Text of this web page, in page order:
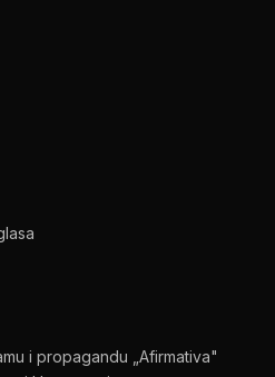
i propagandu „Afirmativa"